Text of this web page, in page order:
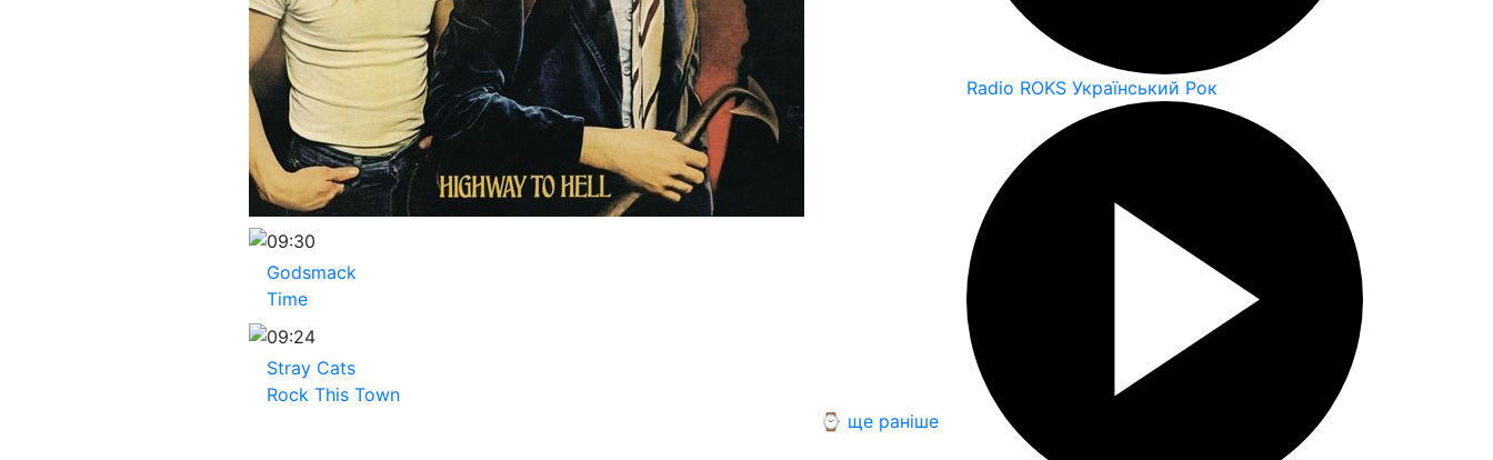
09:30
Godsmack
Time
09:24
Stray Cats
Rock This Town
⌚ ще раніше
Radio ROKS Український Рок